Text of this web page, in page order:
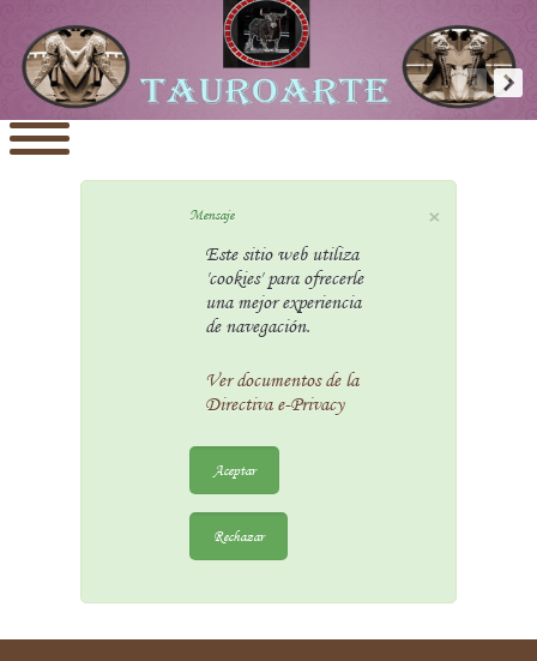
×
Mensaje
Este sitio web utiliza
'cookies' para ofrecerle
una mejor experiencia
de navegación.
Ver documentos de la
Directiva e-Privacy
Aceptar
Rechazar